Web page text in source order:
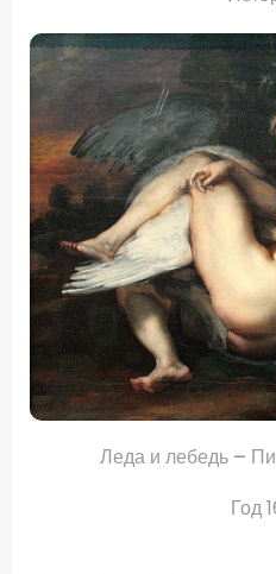
Леда и лебедь –
Год